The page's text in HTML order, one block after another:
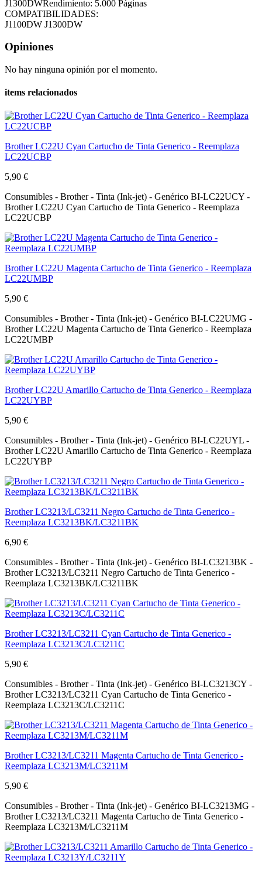
J1300DWRendimiento: 5.000 Páginas
COMPATIBILIDADES:
J1100DW J1300DW
Opiniones
No hay ninguna opinión por el momento.
items relacionados
Brother LC22U Cyan Cartucho de Tinta Generico - Reemplaza
LC22UCBP
5,90 €
Consumibles - Brother - Tinta (Ink-jet) - Genérico BI-LC22UCY -
Brother LC22U Cyan Cartucho de Tinta Generico - Reemplaza
LC22UCBP
Brother LC22U Magenta Cartucho de Tinta Generico - Reemplaza
LC22UMBP
5,90 €
Consumibles - Brother - Tinta (Ink-jet) - Genérico BI-LC22UMG -
Brother LC22U Magenta Cartucho de Tinta Generico - Reemplaza
LC22UMBP
Brother LC22U Amarillo Cartucho de Tinta Generico - Reemplaza
LC22UYBP
5,90 €
Consumibles - Brother - Tinta (Ink-jet) - Genérico BI-LC22UYL -
Brother LC22U Amarillo Cartucho de Tinta Generico - Reemplaza
LC22UYBP
Brother LC3213/LC3211 Negro Cartucho de Tinta Generico -
Reemplaza LC3213BK/LC3211BK
6,90 €
Consumibles - Brother - Tinta (Ink-jet) - Genérico BI-LC3213BK -
Brother LC3213/LC3211 Negro Cartucho de Tinta Generico -
Reemplaza LC3213BK/LC3211BK
Brother LC3213/LC3211 Cyan Cartucho de Tinta Generico -
Reemplaza LC3213C/LC3211C
5,90 €
Consumibles - Brother - Tinta (Ink-jet) - Genérico BI-LC3213CY -
Brother LC3213/LC3211 Cyan Cartucho de Tinta Generico -
Reemplaza LC3213C/LC3211C
Brother LC3213/LC3211 Magenta Cartucho de Tinta Generico -
Reemplaza LC3213M/LC3211M
5,90 €
Consumibles - Brother - Tinta (Ink-jet) - Genérico BI-LC3213MG -
Brother LC3213/LC3211 Magenta Cartucho de Tinta Generico -
Reemplaza LC3213M/LC3211M